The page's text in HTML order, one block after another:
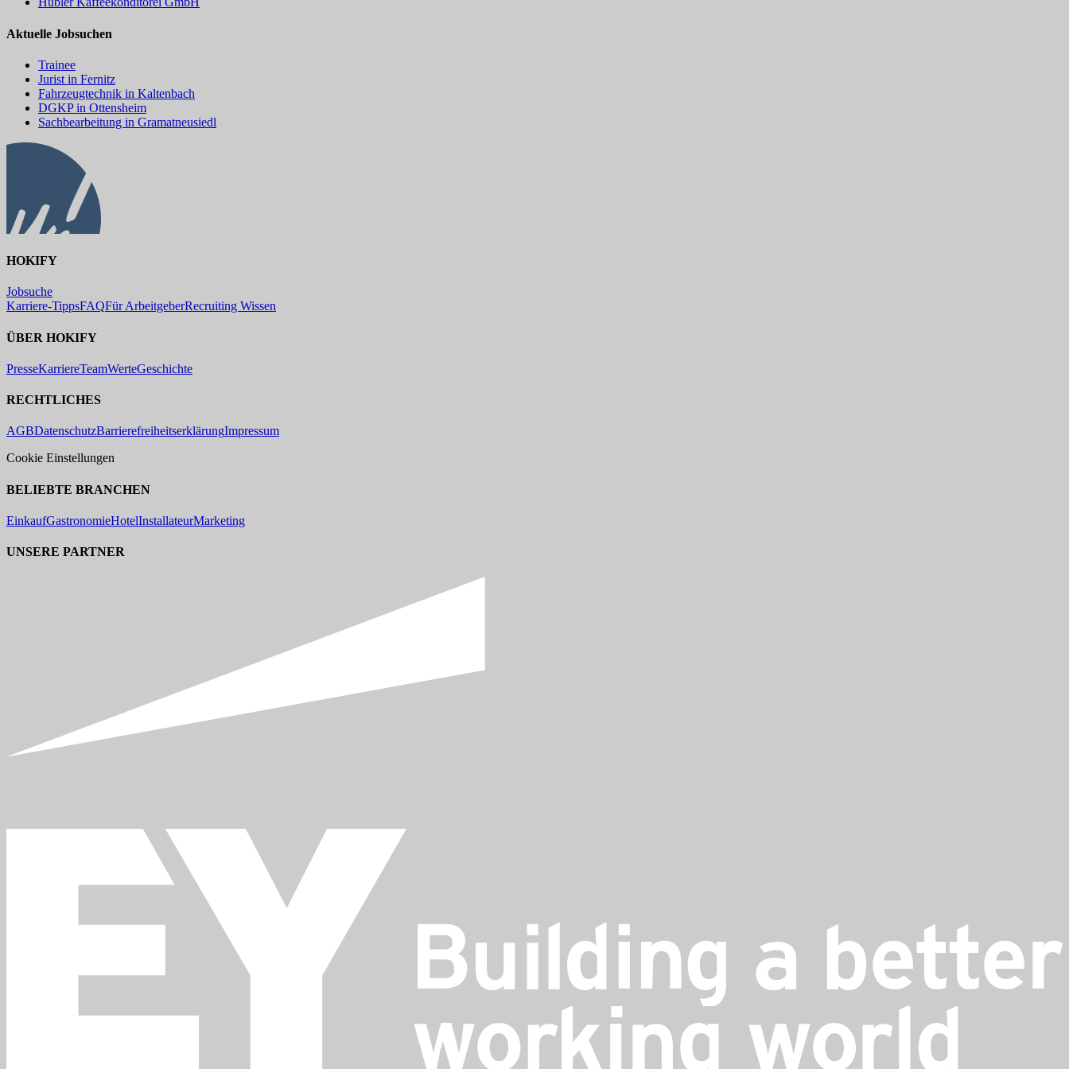
Aktuelle Jobsuchen
Trainee
Jurist in Fernitz
Fahrzeugtechnik in Kaltenbach
DGKP in Ottensheim
Sachbearbeitung in Gramatneusiedl
HOKIFY
Jobsuche
Karriere-TippsFAQFür ArbeitgeberRecruiting Wissen
ÜBER HOKIFY
PresseKarriereTeamWerteGeschichte
RECHTLICHES
AGBDatenschutzBarrierefreiheitserklärungImpressum
Cookie Einstellungen
BELIEBTE BRANCHEN
EinkaufGastronomieHotelInstallateurMarketing
UNSERE PARTNER